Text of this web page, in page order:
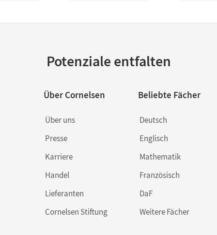
den
Potenziale entfalten
Über Cornelsen
Über uns
Presse
Karriere
Handel
Lieferanten
Cornelsen Stiftung
Beliebte Fächer
Deutsch
Englisch
Mathematik
Französisch
DaF
Weitere Fächer